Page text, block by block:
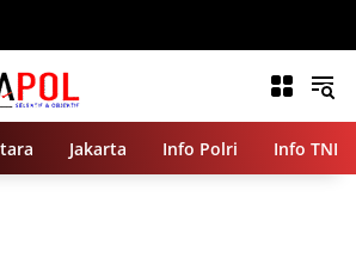
Jakarta Info Polri Info TNI